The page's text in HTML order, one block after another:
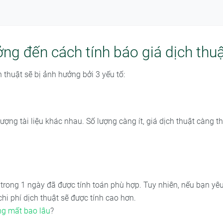
đến cách tính báo giá dịch
sẽ bị ảnh hưởng bởi 3 yếu tố:
tài liệu khác nhau. Số lượng càng ít, giá dịch thuật càng
1 ngày đã được tính toán phù hợp. Tuy nhiên, nếu bạn
phí dịch thuật sẽ được tính cao hơn.
mất bao lâu?